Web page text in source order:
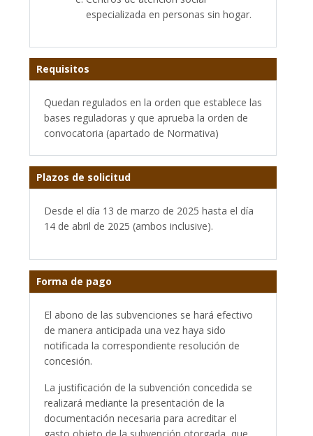
especializada en personas sin hogar.
Requisitos
Quedan regulados en la orden que establece las
bases reguladoras y que aprueba la orden de
convocatoria (apartado de Normativa)
Plazos de solicitud
Desde el día 13 de marzo de 2025 hasta el día
14 de abril de 2025 (ambos inclusive).
Forma de pago
El abono de las subvenciones se hará efectivo
de manera anticipada una vez haya sido
notificada la correspondiente resolución de
concesión.
La justificación de la subvención concedida se
realizará mediante la presentación de la
documentación necesaria para acreditar el